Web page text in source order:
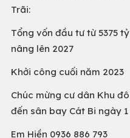
Trãi:
Tổng vốn đầu tư từ 5375
nâng lên 2027
Khởi công cuối năm 2023
Chúc mừng cư dân Khu
đến sân bay Cát Bi ngày 1
Em Hiền 0936 886 793